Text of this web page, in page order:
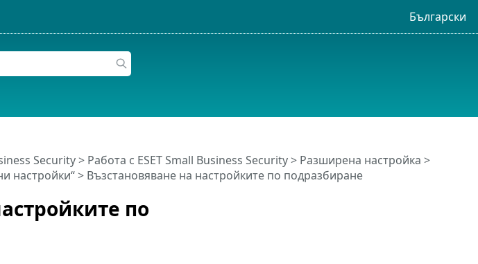
Български
по
Security> Работа с ESET Small Business Security> Разширена настройка >
> Възстановяване на настройките по подразбиране